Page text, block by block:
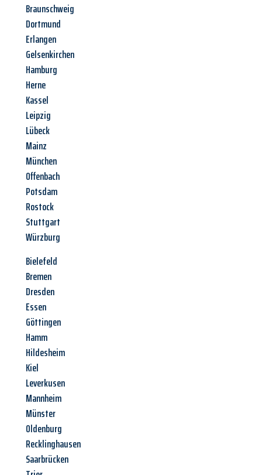
Braunschweig
Dortmund
Erlangen
Gelsenkirchen
Hamburg
Herne
Kassel
Leipzig
Lübeck
Mainz
München
Offenbach
Potsdam
Rostock
Stuttgart
Würzburg
Bielefeld
Bremen
Dresden
Essen
Göttingen
Hamm
Hildesheim
Kiel
Leverkusen
Mannheim
Münster
Oldenburg
Recklinghausen
Saarbrücken